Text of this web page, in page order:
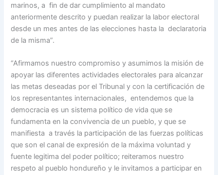
marinos, a fin de dar cumplimiento al mandato
anteriormente descrito y puedan realizar la labor electoral
desde un mes antes de las elecciones hasta la declaratoria
de la misma”.
“Afirmamos nuestro compromiso y asumimos la misión de
apoyar las diferentes actividades electorales para alcanzar
las metas deseadas por el Tribunal y con la certificación de
los representantes internacionales, entendemos que la
democracia es un sistema político de vida que se
fundamenta en la convivencia de un pueblo, y que se
manifiesta a través la participación de las fuerzas políticas
que son el canal de expresión de la máxima voluntad y
fuente legitima del poder político; reiteramos nuestro
respeto al pueblo hondureño y le invitamos a participar en